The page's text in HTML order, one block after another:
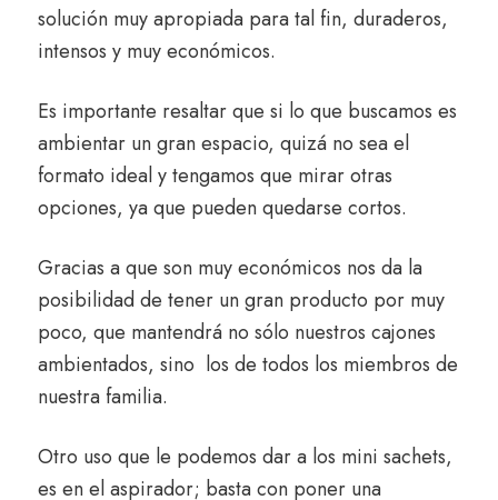
solución muy apropiada para tal fin, duraderos,
intensos y muy económicos.
Es importante resaltar que si lo que buscamos es
ambientar un gran espacio, quizá no sea el
formato ideal y tengamos que mirar otras
opciones, ya que pueden quedarse cortos.
Gracias a que son muy económicos nos da la
posibilidad de tener un gran producto por muy
poco, que mantendrá no sólo nuestros cajones
ambientados, sino los de todos los miembros de
nuestra familia.
Otro uso que le podemos dar a los mini sachets,
es en el aspirador; basta con poner una